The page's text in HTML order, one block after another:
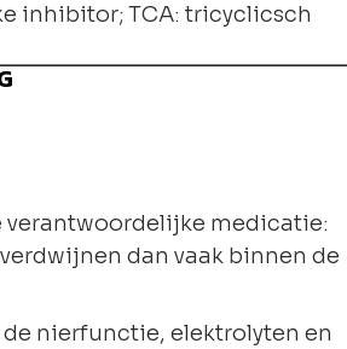
inhibitor; TCA: tricyclicsch
verantwoordelijke medicatie:
dan vaak binnen de
nierfunctie, elektrolyten en